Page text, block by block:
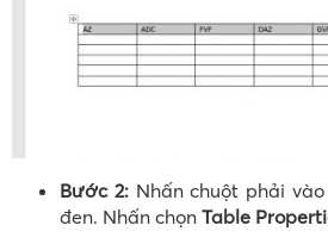
Bước 2:Nhấn chuột phải
đen. Nhấn chọn Table